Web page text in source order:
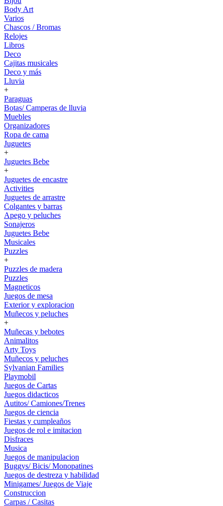
Body Art
Varios
Chascos / Bromas
Relojes
Libros
Deco
Cajitas musicales
Deco y más
Lluvia
+
Paraguas
Botas/ Camperas de lluvia
Muebles
Organizadores
Ropa de cama
Juguetes
+
Juguetes Bebe
+
Juguetes de encastre
Activities
Juguetes de arrastre
Colgantes y barras
Apego y peluches
Sonajeros
Juguetes Bebe
Musicales
Puzzles
+
Puzzles de madera
Puzzles
Magneticos
Juegos de mesa
Exterior y exploracion
Muñecos y peluches
+
Muñecas y bebotes
Animalitos
Arty Toys
Muñecos y peluches
Sylvanian Families
Playmobil
Juegos de Cartas
Juegos didacticos
Autitos/ Camiones/Trenes
Juegos de ciencia
Fiestas y cumpleaños
Juegos de rol e imitacion
Disfraces
Musica
Juegos de manipulacion
Buggys/ Bicis/ Monopatines
Juegos de destreza y habilidad
Minigames/ Juegos de Viaje
Construccion
Carpas / Casitas